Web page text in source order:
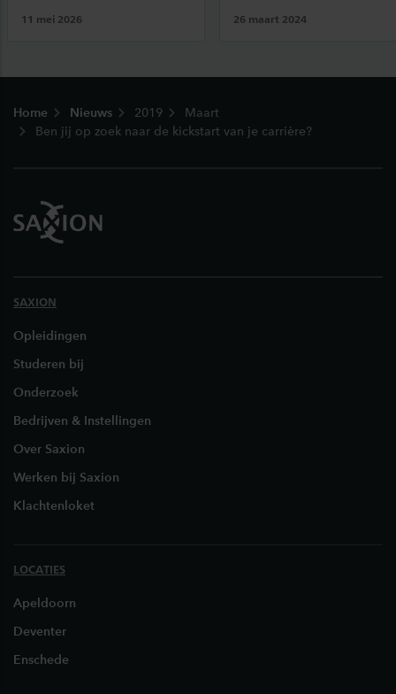
11 mei 2026 26 maart 2024
Home Nieuws 2019
Maart
Ben jij op zoek naar de kickstart van je carrière?
SAXION
Opleidingen
Studeren bij
Onderzoek
Bedrijven & Instellingen
Over Saxion
Werken bij Saxion
Klachtenloket
LOCATIES
Apeldoorn
Deventer
Enschede